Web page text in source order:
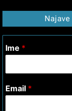
Ime *
Email *